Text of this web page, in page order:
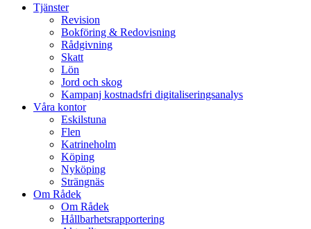
Tjänster
Revision
Bokföring & Redovisning
Rådgivning
Skatt
Lön
Jord och skog
Kampanj kostnadsfri digitaliseringsanalys
Våra kontor
Eskilstuna
Flen
Katrineholm
Köping
Nyköping
Strängnäs
Om Rådek
Om Rådek
Hållbarhetsrapportering